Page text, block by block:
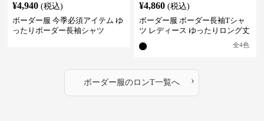
¥4,940 (税込)
ボーダー服 今季必須アイテム ゆ
ったりボーダー長袖シャツ
¥4,860 (税込)
ボーダー服 ボーダー長袖Tシャ
ツ レディース ゆったりロング丈
全4色
ボーダー服のロンT一覧へ ›